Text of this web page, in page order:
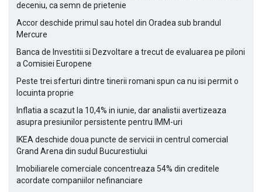
deceniu, ca semn de prietenie
Accor deschide primul sau hotel din Oradea sub brandul
Mercure
Banca de Investitii si Dezvoltare a trecut de evaluarea pe piloni
a Comisiei Europene
Peste trei sferturi dintre tinerii romani spun ca nu isi permit o
locuinta proprie
Inflatia a scazut la 10,4% in iunie, dar analistii avertizeaza
asupra presiunilor persistente pentru IMM-uri
IKEA deschide doua puncte de servicii in centrul comercial
Grand Arena din sudul Bucurestiului
Imobiliarele comerciale concentreaza 54% din creditele
acordate companiilor nefinanciare